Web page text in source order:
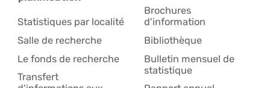
Statistiques par localité
Salle de recherche
Le fonds de recherche
Transfert
Brochures
d'information
Bibliothèque
Bulletin mensuel de
statistique